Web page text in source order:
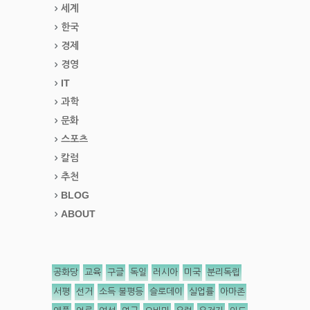
세계
한국
경제
경영
IT
과학
문화
스포츠
칼럼
추천
BLOG
ABOUT
공화당 교육 구글 독일 러시아 미국 분리독립
서평 선거 소득 불평등 슬로데이 실업률 아마존